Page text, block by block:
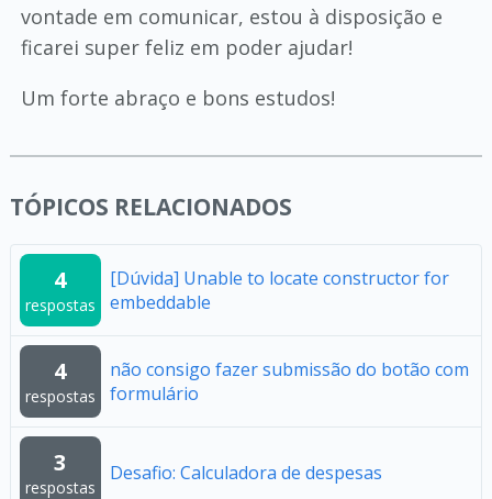
vontade em comunicar, estou à disposição e
ficarei super feliz em poder ajudar!
Um forte abraço e bons estudos!
TÓPICOS RELACIONADOS
4
respostas
[Dúvida] Unable to locate constructor for
embeddable
4
respostas
não consigo fazer submissão do botão com
formulário
3
respostas
Desafio: Calculadora de despesas